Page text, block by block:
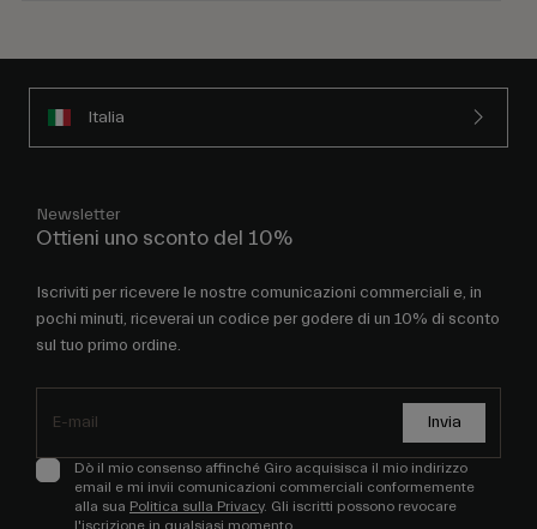
Italia
Newsletter
Ottieni uno sconto del 10%
Iscriviti per ricevere le nostre comunicazioni commerciali e, in
pochi minuti, riceverai un codice per godere di un 10% di sconto
sul tuo primo ordine.
Invia
Dò il mio consenso affinché Giro acquisisca il mio indirizzo
email e mi invii comunicazioni commerciali conformemente
alla sua Politica sulla Privacy. Gli iscritti possono revocare